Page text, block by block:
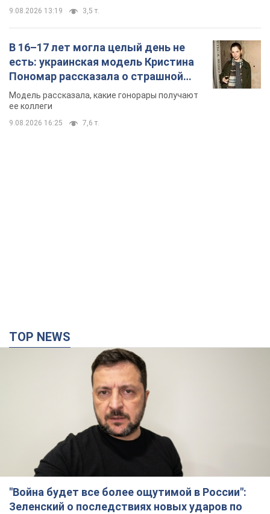
9.08.2026 13:19 3,5 т.
В 16–17 лет могла целый день не
есть: украинская модель Кристина
Пономар рассказала о страшной
стороне модельной карьеры
Модель рассказала, какие гонорары получают
ее коллеги
9.08.2026 16:25 7,6 т.
TOP NEWS
"Война будет все более ощутимой в России":
Зеленский о последствиях новых ударов по